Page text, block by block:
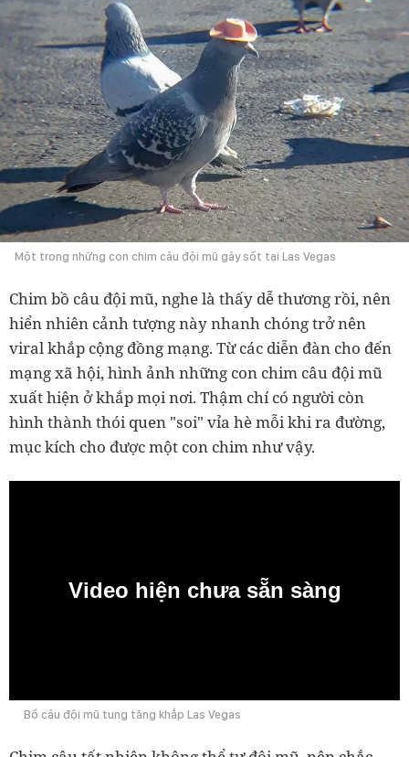
Một trong những con chim câu đội mũ gây sốt tại Las Vegas
Chim bồ câu đội mũ, nghe là thấy dễ thương rồi, nên
hiển nhiên cảnh tượng này nhanh chóng trở nên
viral khắp cộng đồng mạng. Từ các diễn đàn cho đến
mạng xã hội, hình ảnh những con chim câu đội mũ
xuất hiện ở khắp mọi nơi. Thậm chí có người còn
hình thành thói quen "soi" vỉa hè mỗi khi ra đường,
mục kích cho được một con chim như vậy.
Video hiện chưa sẵn sàng
Bồ câu đội mũ tung tăng khắp Las Vegas